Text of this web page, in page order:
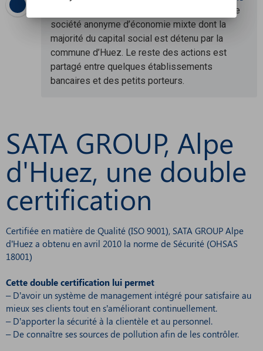
Aujourd’hui
Aujourd’hui, la SATA GROUP est une
société anonyme d’économie mixte dont la
majorité du capital social est détenu par la
commune d’Huez. Le reste des actions est
partagé entre quelques établissements
bancaires et des petits porteurs.
SATA GROUP, Alpe
d'Huez, une double
certification
Certifiée en matière de Qualité (ISO 9001), SATA GROUP Alpe
d’Huez a obtenu en avril 2010 la norme de Sécurité (OHSAS
18001)
Cette double certification lui permet
– D’avoir un système de management intégré pour satisfaire au
mieux ses clients tout en s’améliorant continuellement.
– D’apporter la sécurité à la clientèle et au personnel.
– De connaître ses sources de pollution afin de les contrôler.